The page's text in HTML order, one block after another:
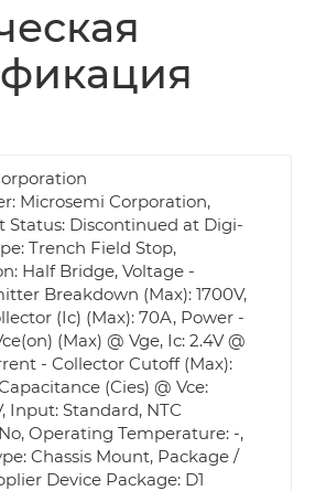
Microsemi Corporation,
Status: Discontinued at Digi-
Trench Field Stop,
Half Bridge, Voltage -
Breakdown (Max): 1700V,
(Ic) (Max): 70A, Power -
(Max) @ Vge, Ic: 2.4V @
- Collector Cutoff (Max):
(Cies) @ Vce:
Input: Standard, NTC
Operating Temperature: -,
Chassis Mount, Package /
Device Package: D1